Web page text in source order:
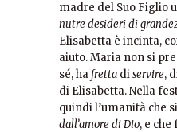
madre del Suo Figlio
nutre desideri di
Elisabetta è incinta,
aiuto. Maria non si
sé, ha fretta diservire,
di Elisabetta. Nella
quindi l’umanità che
dall’amore di Dio, e